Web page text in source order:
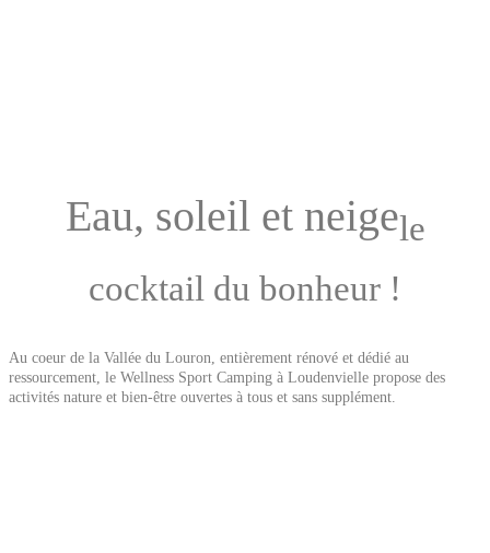
Eau, soleil et neigele
cocktail du bonheur !
Au coeur de la Vallée du Louron, entièrement rénové et dédié au
ressourcement, le Wellness Sport Camping à Loudenvielle propose des
activités nature et bien-être ouvertes à tous et sans supplément.